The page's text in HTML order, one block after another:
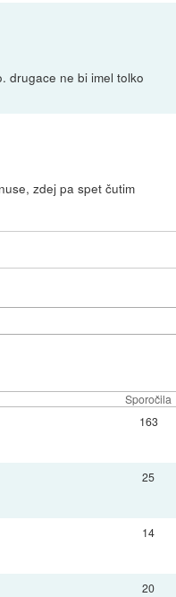
drugace ne bi imel tolko
zdej pa spet čutim
Sporočila
163
25
14
20